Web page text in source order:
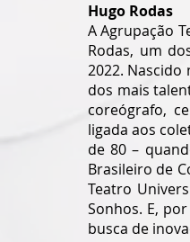
Hugo Rodas
A Agrupação
Rodas, um
2022.
dos mais
coreógrafo,
ligada aos
de 80 –
Brasileiro de
Teatro
Sonhos. E,
busca de